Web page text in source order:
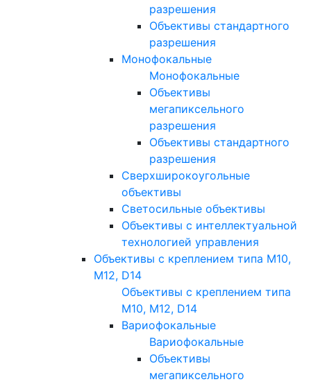
разрешения
Объективы стандартного
разрешения
Монофокальные
Монофокальные
Объективы
мегапиксельного
разрешения
Объективы стандартного
разрешения
Сверхширокоугольные
объективы
Светосильные объективы
Объективы с интеллектуальной
технологией управления
Объективы с креплением типа M10,
M12, D14
Объективы с креплением типа
M10, M12, D14
Вариофокальные
Вариофокальные
Объективы
мегапиксельного